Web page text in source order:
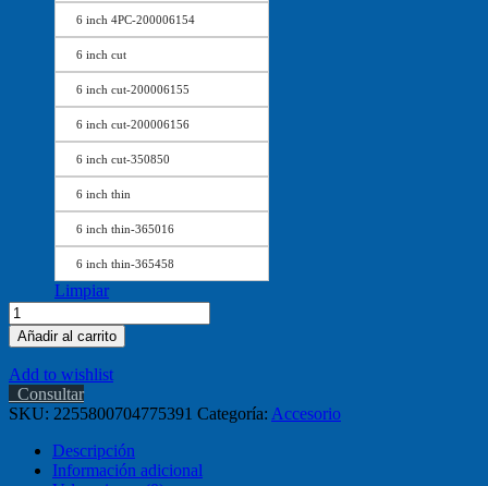
6 inch 4PC-200006154
6 inch cut
6 inch cut-200006155
6 inch cut-200006156
6 inch cut-350850
6 inch thin
6 inch thin-365016
6 inch thin-365458
Limpiar
Sharonds-
Tijeras
profesionales
de
peluquería,
conjunto
tijeras
Añadir al carrito
Add to wishlist
Consultar
SKU: 2255800704775391 Categoría: Accesorio
Descripción
Información adicional